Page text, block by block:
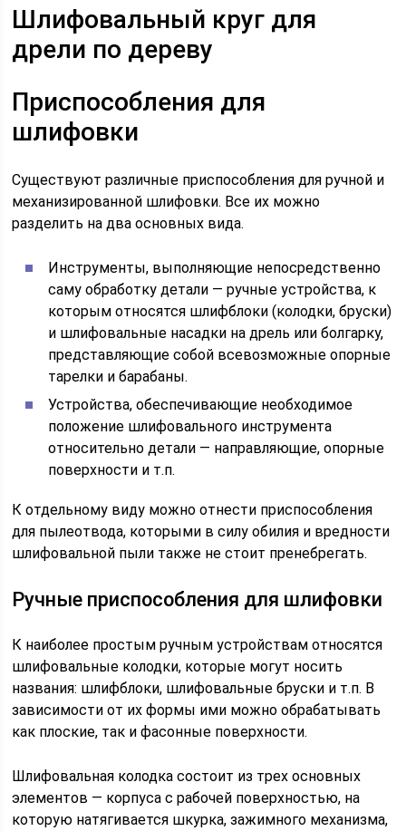
Шлифовальный круг для
дрели по дереву
Приспособления для
шлифовки
Существуют различные приспособления для ручной и
механизированной шлифовки. Все их можно
разделить на два основных вида.
Инструменты, выполняющие непосредственно
саму обработку детали — ручные устройства, к
которым относятся шлифблоки (колодки, бруски)
и шлифовальные насадки на дрель или болгарку,
представляющие собой всевозможные опорные
тарелки и барабаны.
Устройства, обеспечивающие необходимое
положение шлифовального инструмента
относительно детали — направляющие, опорные
поверхности и т.п.
К отдельному виду можно отнести приспособления
для пылеотвода, которыми в силу обилия и вредности
шлифовальной пыли также не стоит пренебрегать.
Ручные приспособления для шлифовки
К наиболее простым ручным устройствам относятся
шлифовальные колодки, которые могут носить
названия: шлифблоки, шлифовальные бруски и т.п. В
зависимости от их формы ими можно обрабатывать
как плоские, так и фасонные поверхности.
Шлифовальная колодка состоит из трех основных
элементов — корпуса с рабочей поверхностью, на
которую натягивается шкурка, зажимного механизма,